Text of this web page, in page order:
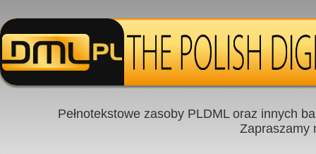
Pełnotekstowe zasoby PLDML oraz innych
Zapraszamy